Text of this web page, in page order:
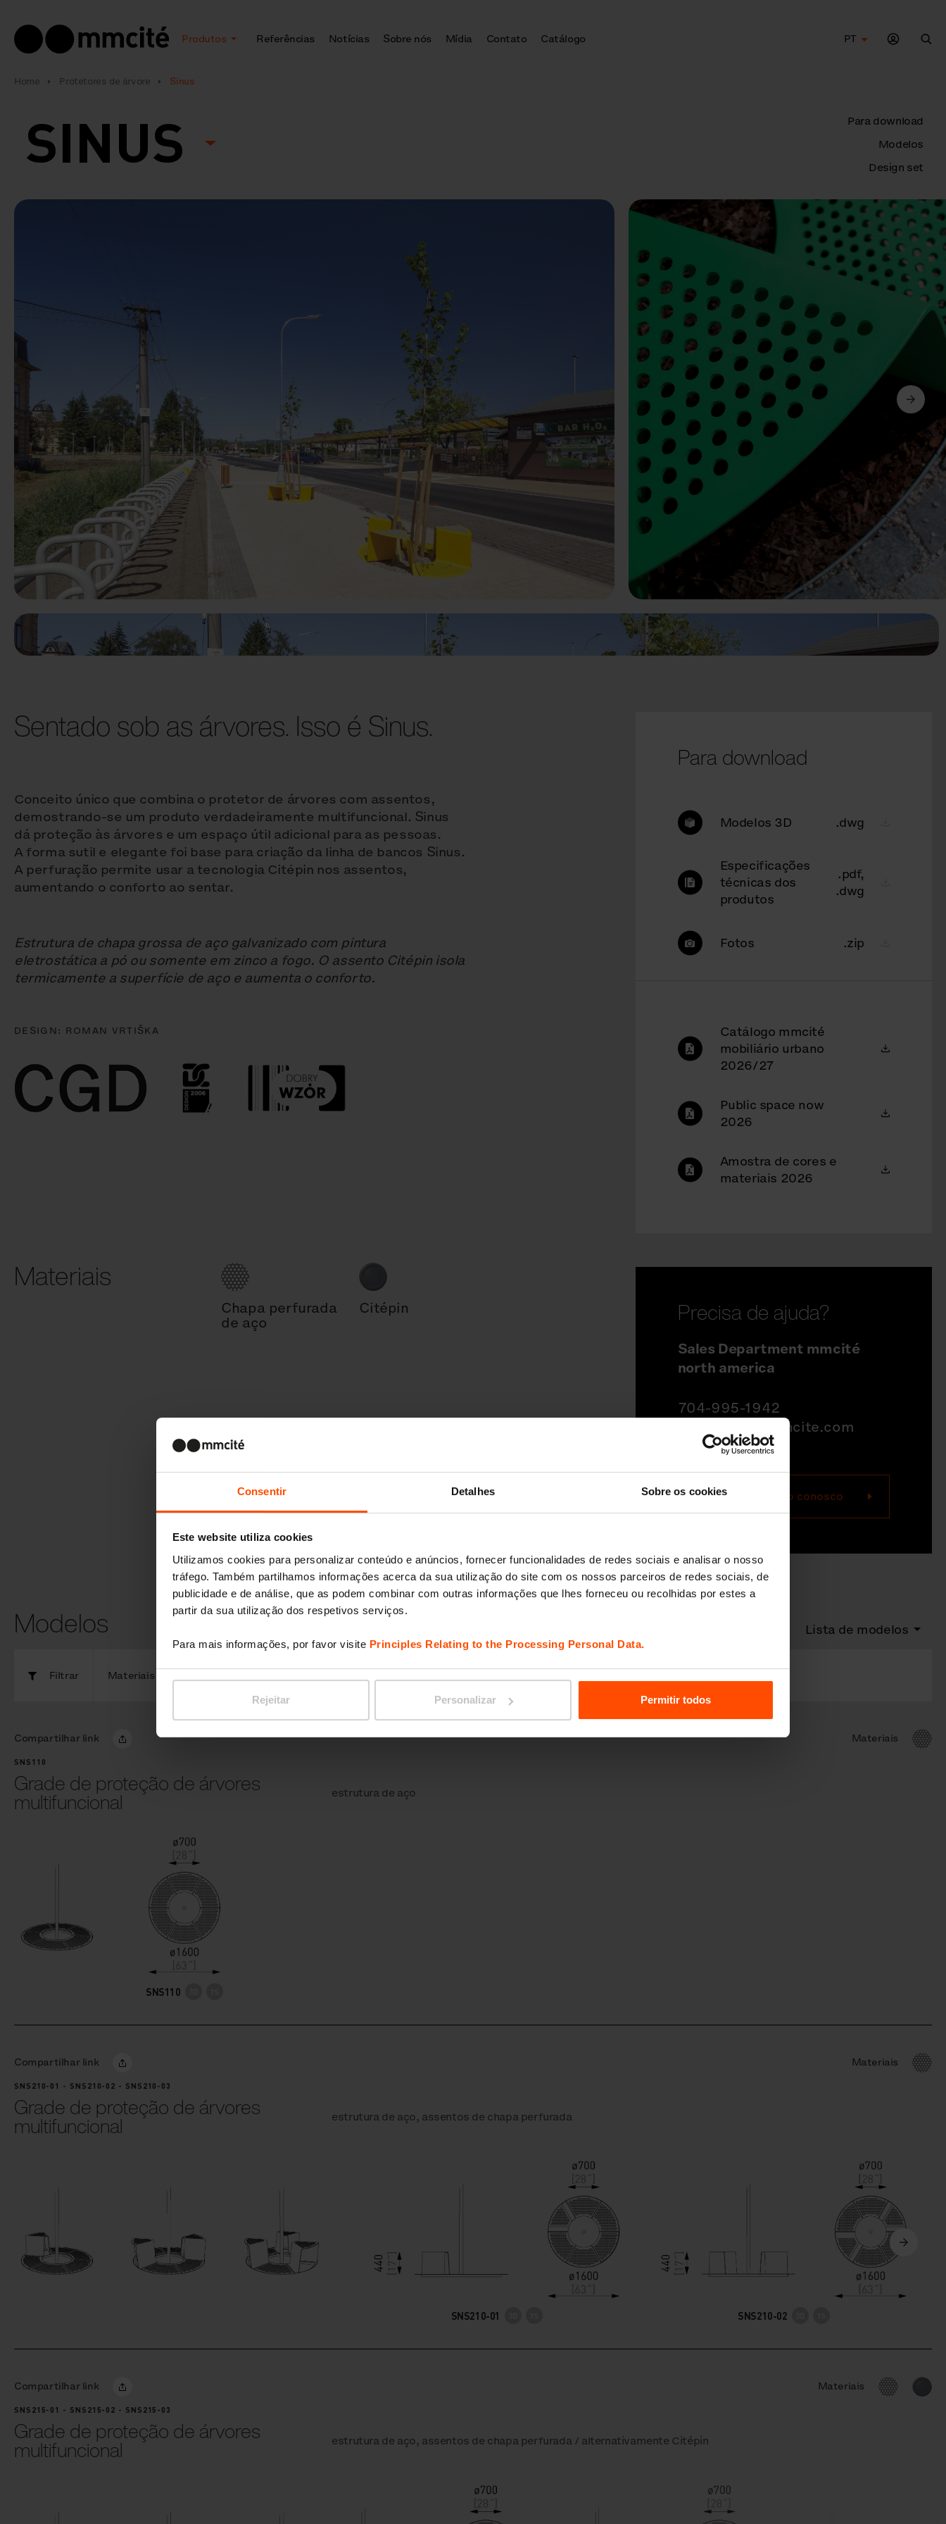
Consentir Detalhes Sobre os cookies
Este website utiliza cookies
Utilizamos cookies para personalizar conteúdo e anúncios, fornecer funcionalidades de redes sociais e analisar o nosso
tráfego. Também partilhamos informações acerca da sua utilização do site com os nossos parceiros de redes sociais, de
publicidade e de análise, que as podem combinar com outras informações que lhes forneceu ou recolhidas por estes a
partir da sua utilização dos respetivos serviços.
Para mais informações, por favor visite Principles Relating to the Processing Personal Data.
Rejeitar Personalizar Permitir todos
Produtos Referências Notícias Sobre nós Mídia Contato Catálogo
PT
Home Protetores de árvore Sinus
SINUS
Para download
Modelos
Design set
Anterior Seguinte
Sentado sob as árvores. Isso é Sinus.
Conceito único que combina o protetor de árvores com assentos,
demostrando-se um produto verdadeiramente multifuncional. Sinus
dá proteção às árvores e um espaço útil adicional para as pessoas.
A forma sutil e elegante foi base para criação da linha de bancos Sinus.
A perfuração permite usar a tecnologia Citépin nos assentos,
aumentando o conforto ao sentar.
Estrutura de chapa grossa de aço galvanizado com pintura
eletrostática a pó ou somente em zinco a fogo. O assento Citépin isola
termicamente a superfície de aço e aumenta o conforto.
DESIGN: ROMAN VRTIŠKA
Materiais
Chapa perfurada
de aço
Citépin
Para download
Modelos 3D .dwg
Especificações
técnicas dos
produtos
.pdf,
.dwg
Fotos .zip
Catálogo mmcité
mobiliário urbano
2026/27
Public space now
2026
Amostra de cores e
materiais 2026
Precisa de ajuda?
Sales Department mmcité
north america
704-995-1942
quotations@mmcite.com
Entre em contato conosco
Modelos Lista de modelos
Filtrar Materiais
Compartilhar link Materiais
SNS110
Grade de proteção de árvores
multifuncional estrutura de aço
SNS110
Compartilhar link Materiais
SNS210-01 - SNS210-02 - SNS210-03
Grade de proteção de árvores
multifuncional estrutura de aço, assentos de chapa perfurada
SNS210-01 SNS210-02
Compartilhar link Materiais
SNS215-01 - SNS215-02 - SNS215-03
Grade de proteção de árvores
multifuncional estrutura de aço, assentos de chapa perfurada / alternativamente Citépin